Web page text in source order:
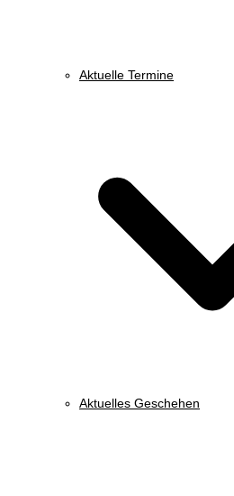
Aktuelle Termine
Aktuelles Geschehen